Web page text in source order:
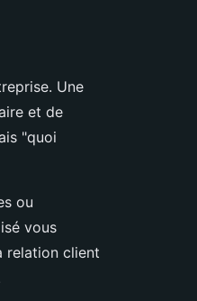
Une
et de
"quoi
ou
vous
relation client